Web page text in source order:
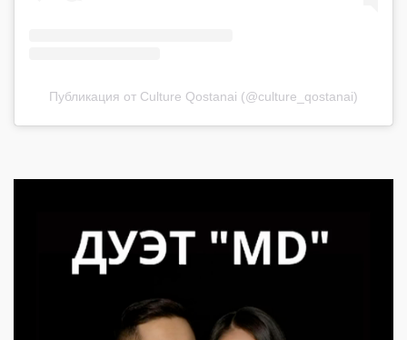
Публикация от Culture Qostanai (@culture_qostanai)